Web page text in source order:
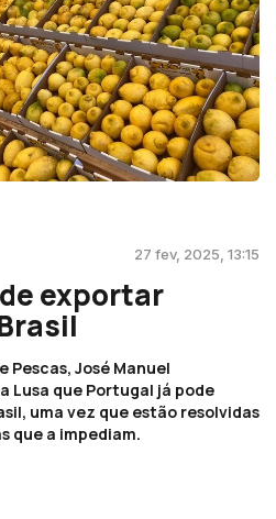
27 fev, 2025, 13:15
exportar
Pescas, José Manuel
Lusa que Portugal já pode
uma vez que estão resolvidas
que a impediam.